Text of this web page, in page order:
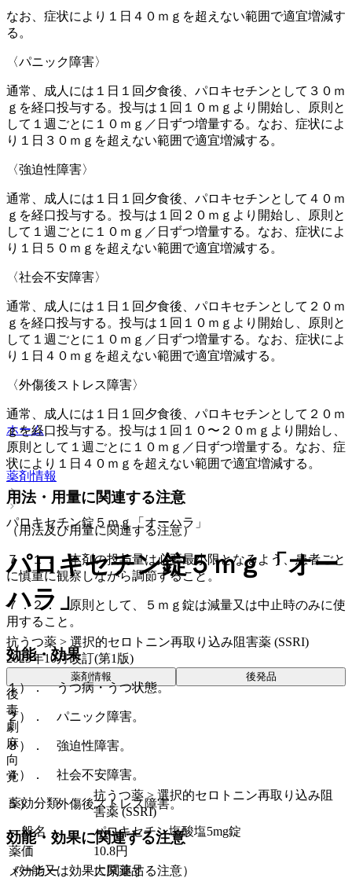
なお、症状により１日４０ｍｇを超えない範囲で適宜増減す
る。
〈パニック障害〉
通常、成人には１日１回夕食後、パロキセチンとして３０ｍ
ｇを経口投与する。投与は１回１０ｍｇより開始し、原則と
して１週ごとに１０ｍｇ／日ずつ増量する。なお、症状によ
り１日３０ｍｇを超えない範囲で適宜増減する。
〈強迫性障害〉
通常、成人には１日１回夕食後、パロキセチンとして４０ｍ
ｇを経口投与する。投与は１回２０ｍｇより開始し、原則と
して１週ごとに１０ｍｇ／日ずつ増量する。なお、症状によ
り１日５０ｍｇを超えない範囲で適宜増減する。
〈社会不安障害〉
通常、成人には１日１回夕食後、パロキセチンとして２０ｍ
ｇを経口投与する。投与は１回１０ｍｇより開始し、原則と
して１週ごとに１０ｍｇ／日ずつ増量する。なお、症状によ
り１日４０ｍｇを超えない範囲で適宜増減する。
〈外傷後ストレス障害〉
通常、成人には１日１回夕食後、パロキセチンとして２０ｍ
ｇを経口投与する。投与は１回１０〜２０ｍｇより開始し、
原則として１週ごとに１０ｍｇ／日ずつ増量する。なお、症
状により１日４０ｍｇを超えない範囲で適宜増減する。
用法・用量に関連する注意
（用法及び用量に関連する注意）
７．１． 本剤の投与量は必要最小限となるよう、患者ごと
に慎重に観察しながら調節すること。
７．２． 原則として、５ｍｇ錠は減量又は中止時のみに使
用すること。
効能・効果
１）． うつ病・うつ状態。
２）． パニック障害。
３）． 強迫性障害。
４）． 社会不安障害。
５）． 外傷後ストレス障害。
効能・効果に関連する注意
（効能又は効果に関連する注意）
ホーム
薬剤情報
パロキセチン錠５ｍｇ「オーハラ」
パロキセチン錠５ｍｇ「オー
ハラ」
抗うつ薬 > 選択的セロトニン再取り込み阻害薬 (SSRI)
2023年10月改訂(第1版)
薬剤情報 後発品
後
毒
劇
麻
向
覚
薬効分類
抗うつ薬 > 選択的セロトニン再取り込み阻
害薬 (SSRI)
一般名
パロキセチン塩酸塩5mg錠
薬価
10.8円
メーカー
大原薬品